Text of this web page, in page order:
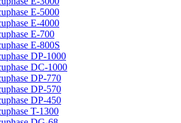
E-5000
E-4000
E-700
E-800S
DP-1000
DC-1000
DP-770
DP-570
DP-450
T-1300